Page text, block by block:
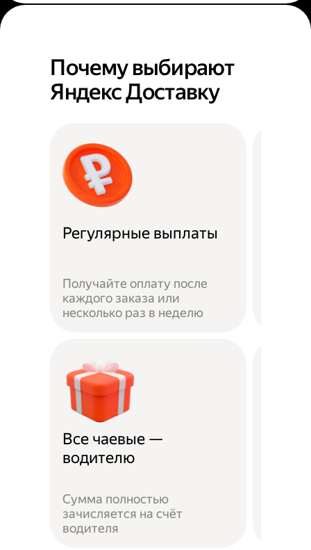
Почему выбирают
Яндекс Доставку
Регулярные выплаты
Получайте оплату после
каждого заказа или
несколько раз в неделю
Все чаевые —
водителю
Сумма полностью
зачисляется на счёт
водителя